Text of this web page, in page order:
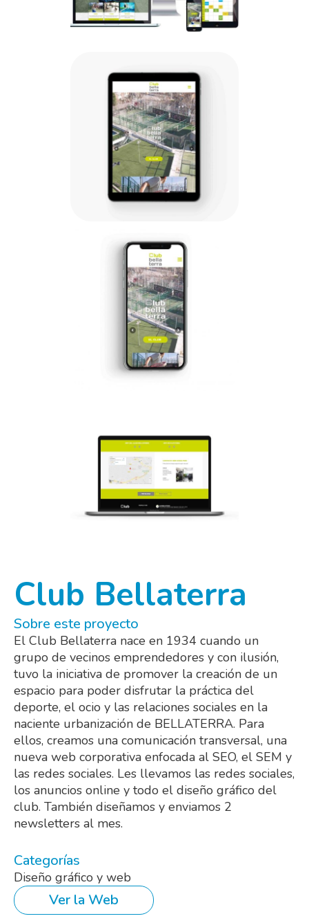
Club Bellaterra
Sobre este proyecto
El Club Bellaterra nace en 1934 cuando un
grupo de vecinos emprendedores y con ilusión,
tuvo la iniciativa de promover la creación de un
espacio para poder disfrutar la práctica del
deporte, el ocio y las relaciones sociales en la
naciente urbanización de BELLATERRA. Para
ellos, creamos una comunicación transversal, una
nueva web corporativa enfocada al SEO, el SEM y
las redes sociales. Les llevamos las redes sociales,
los anuncios online y todo el diseño gráfico del
club. También diseñamos y enviamos 2
newsletters al mes.
Categorías
Diseño gráfico y web
Ver la Web